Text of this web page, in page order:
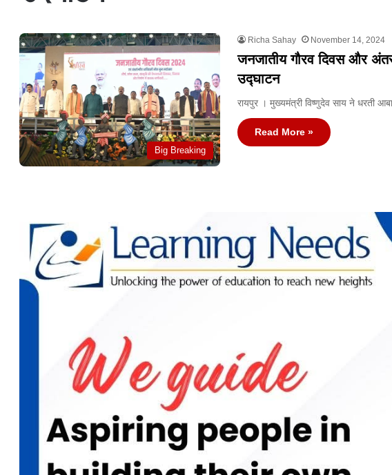
Big Breaking
Richa Sahay November 14, 2024
जनजातीय गौरव दिवस और
उद्घाटन
रायपुर । मुख्यमंत्री विष्णुदेव साय ने धरती
Read More »